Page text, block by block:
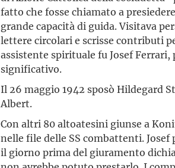
fatto che fosse chiamato a
grande capacità di guida. Visitava
lettere circolari e scrisse contributi
assistente spirituale fu Josef
significativo.
Il 26 maggio 1942 sposò Hildegard
Albert.
Con altri 80 altoatesini giunse a
nelle file delle SS combattenti.
il giorno prima del giuramento